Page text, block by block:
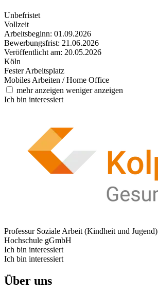
Unbefristet
Vollzeit
Arbeitsbeginn: 01.09.2026
Bewerbungsfrist: 21.06.2026
Veröffentlicht am: 20.05.2026
Köln
Fester Arbeitsplatz
Mobiles Arbeiten / Home Office
mehr anzeigen weniger anzeigen
Ich bin interessiert
Professur Soziale Arbeit (Kindheit und Jugend)
Hochschule gGmbH
Ich bin interessiert
Ich bin interessiert
Über uns